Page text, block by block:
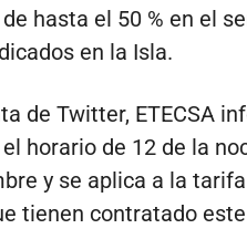
hasta el 50 % en el
en la Isla.
de Twitter, ETECSA
horario de 12 de la
y se aplica a la
tienen contratado